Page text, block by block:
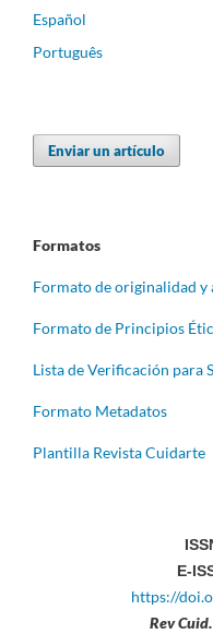
Español
Português
Enviar un artículo
Formatos
Formato de originalidad y
Formato de Principios
Lista de Verificación para
Formato Metadatos
Plantilla Revista Cuidarte
E-
https://
Rev